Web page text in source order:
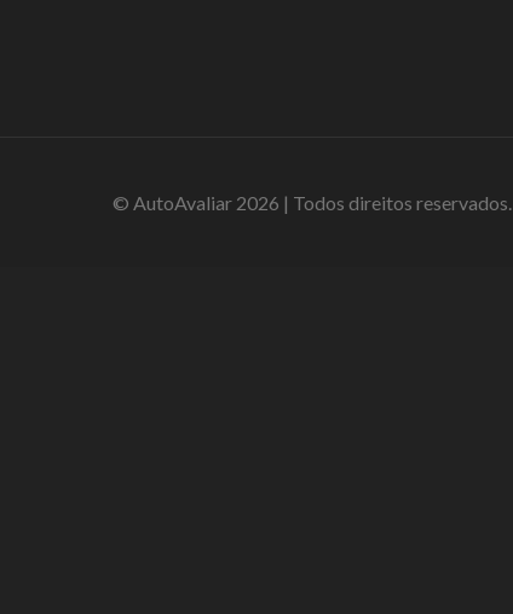
© AutoAvaliar 2026 | Todos direitos reservados.